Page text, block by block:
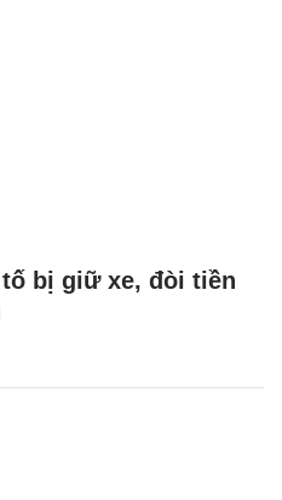
bị giữ xe, đòi tiền